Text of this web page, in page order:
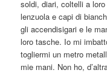
soldi, diari, coltelli a
lenzuola e capi di
gli accendisigari e le
loro tasche. Io mi
togliermi un metro
mie mani. Non ho,